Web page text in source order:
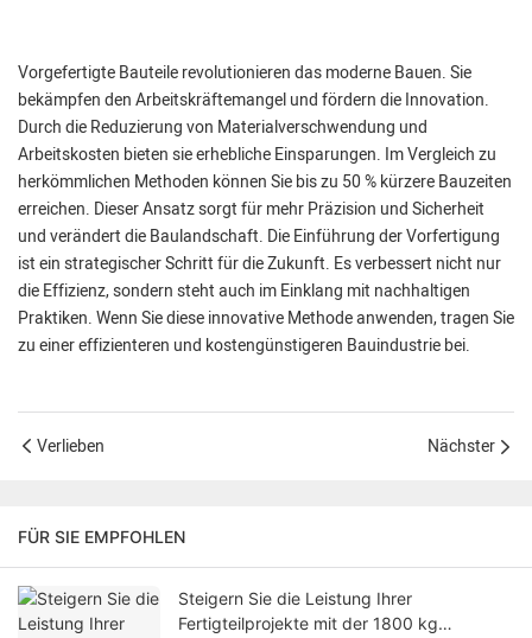
Vorgefertigte Bauteile revolutionieren das moderne Bauen. Sie
bekämpfen den Arbeitskräftemangel und fördern die Innovation.
Durch die Reduzierung von Materialverschwendung und
Arbeitskosten bieten sie erhebliche Einsparungen. Im Vergleich zu
herkömmlichen Methoden können Sie bis zu 50 % kürzere Bauzeiten
erreichen. Dieser Ansatz sorgt für mehr Präzision und Sicherheit
und verändert die Baulandschaft. Die Einführung der Vorfertigung
ist ein strategischer Schritt für die Zukunft. Es verbessert nicht nur
die Effizienz, sondern steht auch im Einklang mit nachhaltigen
Praktiken. Wenn Sie diese innovative Methode anwenden, tragen Sie
zu einer effizienteren und kostengünstigeren Bauindustrie bei.
Verlieben Nächster
FÜR SIE EMPFOHLEN
Steigern Sie die Leistung Ihrer
Fertigteilprojekte mit der 1800 kg